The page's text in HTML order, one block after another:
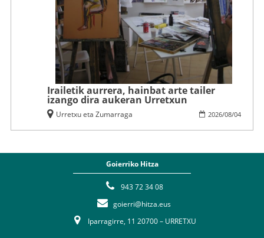
Irailetik aurrera, hainbat arte tailer
izango dira aukeran Urretxun
2026/08/04
Urretxu eta Zumarraga
Goierriko Hitza
943 72 34 08
goierri@hitza.eus
Iparragirre, 11 20700 – URRETXU